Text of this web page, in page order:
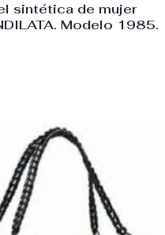
sintética de mujer
Modelo 1985.